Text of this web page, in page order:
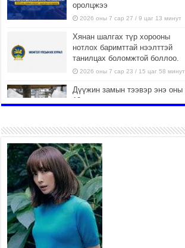
оролцжээ
2026 оны 7 сар 27 / 9 цаг 13 минут
Хянан шалгах түр хорооны
нотлох баримттай нээлттэй
танилцах боломжтой боллоо.
2026 оны 7 сар 23 / 15 цаг 58 минут
Дүүжин замын тээвэр энэ оны
12 дугаар сард ашиглалтад
Агаарын бохирдлыг бууруулах
бодлогын хүрээнд Баянгол,
Чингэлтэй дүүргийн 5000
өрхийг хийн халаалтад
шилжүүлэв
2026 оны 7 сар 22 / 17 цаг 14 минут
Нийгмийн сүлжээнд хүүхдийн
оролцоог зохицуулах тухай
хуулийн төслийг өргөн